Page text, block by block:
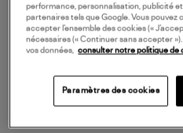
à partir de
performance, personnalisation, publicité
partenaires tels que Google. Vous pouvez
accepter l’ensemble des cookies («
nécessaires (« Continuer sans accepter
vos données,
consulter notre politique de
Paramètres des cookies